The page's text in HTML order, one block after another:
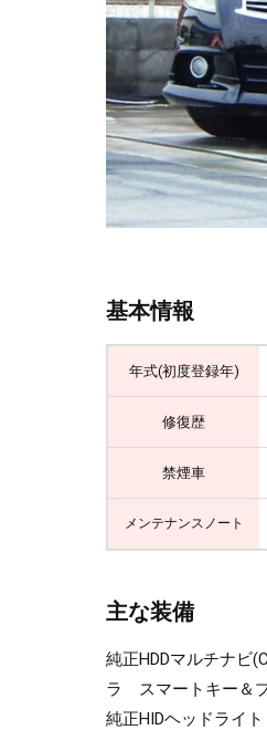
基本情報
年式(初度登録年)
修復歴
禁煙車
メンテナンスノート
主な装備
純正HDDマルチナビ
ラ スマートキー＆
純正HIDヘッドライ